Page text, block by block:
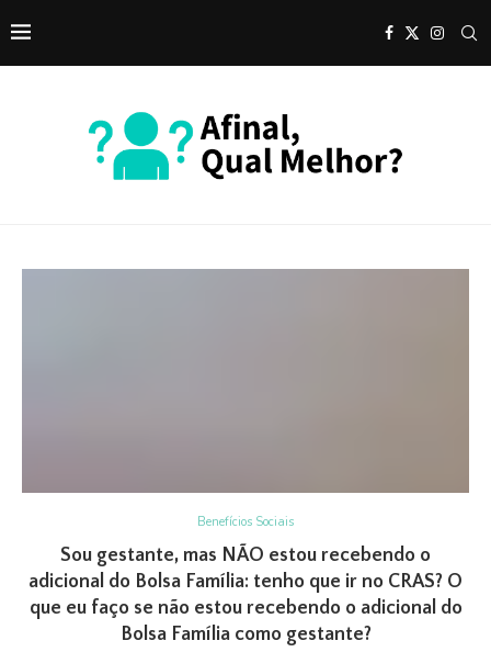
Benefícios Sociais
Sou gestante, mas NÃO estou recebendo o
adicional do Bolsa Família: tenho que ir no CRAS? O
que eu faço se não estou recebendo o adicional do
Bolsa Família como gestante?